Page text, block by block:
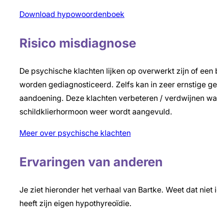
Download hypowoordenboek
Risico misdiagnose
De psychische klachten lijken op overwerkt zijn of
worden gediagnosticeerd. Zelfs kan in zeer ernstige
aandoening. Deze klachten verbeteren / verdwijnen
schildklierhormoon weer wordt aangevuld.
Meer over psychische klachten
Ervaringen van anderen
Je ziet hieronder het verhaal van Bartke. Weet dat
heeft zijn eigen hypothyreoïdie.